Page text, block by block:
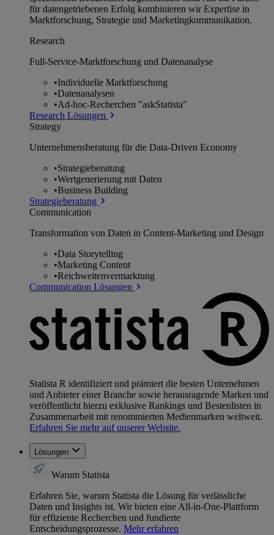
für datengetriebenen Erfolg kombinieren wir Expertise in
Marktforschung, Strategie und Marketingkommunikation.
Research
Full-Service-Marktforschung und Datenanalyse
•Individuelle Marktforschung
•Datenanalysen
•Ad-hoc-Recherchen "askStatista"
Research Lösungen
Strategy
Unternehmens­beratung für die Data-Driven Economy
•Strategieberatung
•Wertgenerierung mit Daten
•Business Building
Strategieberatung
Communication
Transformation von Daten in Content-Marketing und Design
•Data Storytelling
•Marketing Content
•Reichweitenvermarktung
Communication Lösungen
Statista R identifiziert und prämiert die besten Unternehmen
und Anbieter einer Branche sowie herausragende Marken und
veröffentlicht hierzu exklusive Rankings und Bestenlisten in
Zusammenarbeit mit renommierten Medienmarken weltweit.
Erfahren Sie mehr auf unserer Website.
Lösungen
Warum Statista
Erfahren Sie, warum Statista die Lösung für verlässliche
Daten und Insights ist. Wir bieten eine All-in-One-Plattform
für effiziente Recherchen und fundierte
Entscheidungsprozesse. Mehr erfahren